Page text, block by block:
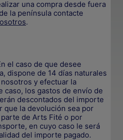
una compra desde fuera
la península contacte
.
el caso de que desee
dispone de 14 días naturales
y efectuar la
caso, los gastos de envío de
descontados del importe
que la devolución sea por
de Arts Fité o por
en cuyo caso le será
del importe pagado.